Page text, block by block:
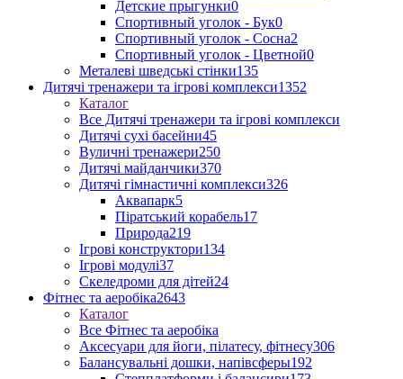
Детские прыгунки0
Спортивный уголок - Бук0
Спортивный уголок - Сосна2
Спортивный уголок - Цветной0
Металеві шведські стінки135
Дитячі тренажери та ігрові комплекси1352
Каталог
Все Дитячі тренажери та ігрові комплекси
Дитячі сухі басейни45
Вуличні тренажери250
Дитячі майданчики370
Дитячі гімнастичні комплекси326
Аквапарк5
Піратський корабель17
Природа219
Ігрові конструктори134
Ігрові модулі37
Скеледроми для дітей24
Фітнес та аеробіка2643
Каталог
Все Фітнес та аеробіка
Аксесуари для йоги, пілатесу, фітнесу306
Балансувальні дошки, напівсферы192